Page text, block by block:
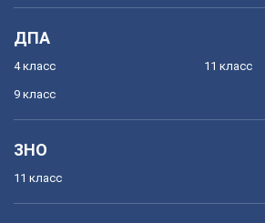
ДПА
4 класс
9 класс
11 класс
ЗНО
11 класс